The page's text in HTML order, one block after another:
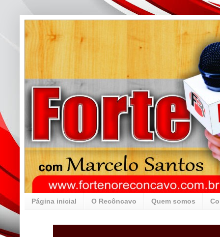
Página inicial O Recôncavo Quem somos